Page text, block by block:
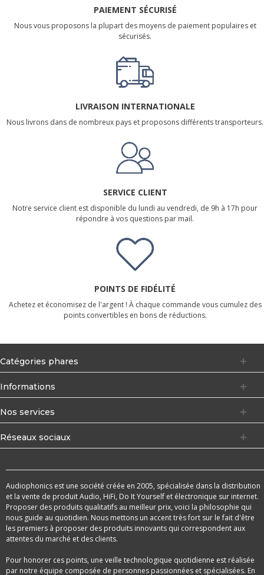
PAIEMENT SÉCURISÉ
Nous vous proposons la plupart des moyens de paiement populaires et
sécurisés.
LIVRAISON INTERNATIONALE
Nous livrons dans de nombreux pays et proposons différents transporteurs.
SERVICE CLIENT
Notre service client est disponible du lundi au vendredi, de 9h à 17h pour
répondre à vos questions par mail.
POINTS DE FIDÉLITÉ
Achetez et économisez de l'argent ! À chaque commande vous cumulez des
points convertibles en bons de réductions.
Catégories phares
Informations
Nos services
Réseaux sociaux
Audiophonics est une société créée en 2005, spécialisée dans la distribution
et la vente de produit Audio, HiFi, Do It Yourself et électronique sur internet.
Proposer des produits qualitatifs au meilleur prix, voici la philosophie qui
nous guide au quotidien. Nous mettons un accent très fort sur le fait d'être
les premiers à proposer des produits innovants qui correspondent aux
attentes du marché et des clients.
Pour honorer ces points, une veille technologique quotidienne est réalisée
par notre équipe composée de personnes passionnées et spécialisées. En